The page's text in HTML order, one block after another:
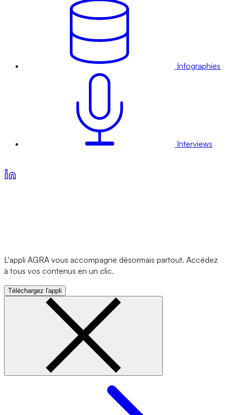
Infographies
Interviews
L'appli AGRA vous accompagne désormais partout. Accédez
à tous vos contenus en un clic.
Téléchargez l'appli